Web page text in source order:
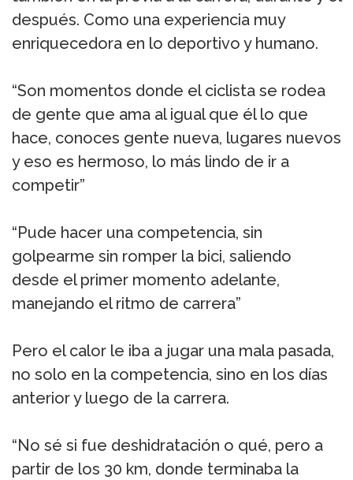
después. Como una experiencia muy
enriquecedora en lo deportivo y humano.
“Son momentos donde el ciclista se rodea
de gente que ama al igual que él lo que
hace, conoces gente nueva, lugares nuevos
y eso es hermoso, lo más lindo de ir a
competir”
“Pude hacer una competencia, sin
golpearme sin romper la bici, saliendo
desde el primer momento adelante,
manejando el ritmo de carrera”
Pero el calor le iba a jugar una mala pasada,
no solo en la competencia, sino en los días
anterior y luego de la carrera.
“No sé si fue deshidratación o qué, pero a
partir de los 30 km, donde terminaba la